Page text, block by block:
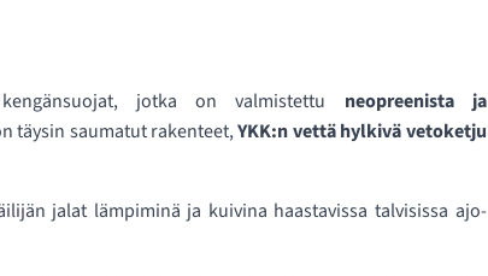
jotka on valmistettu neopreenista ja
täysin saumatut rakenteet,YKK:n vettä hylkivä vetoketju
jalat lämpiminä ja kuivina haastavissa talvisissa ajo-